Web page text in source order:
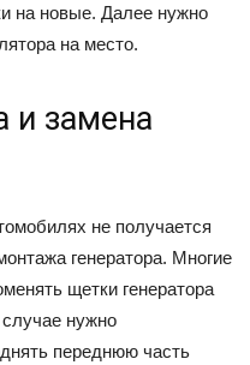
на новые. Далее нужно
на место.
и замена
не получается
генератора. Многие
щетки генератора
нужно
переднюю часть